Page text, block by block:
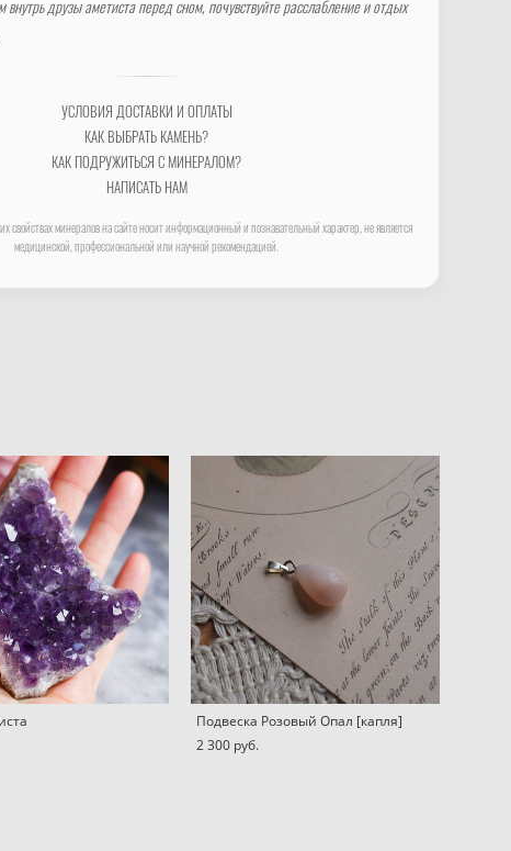
внутрь друзы аметиста перед сном, почувствуйте расслабление и отдых
УСЛОВИЯ ДОСТАВКИ И ОПЛАТЫ
КАК ВЫБРАТЬ КАМЕНЬ?
КАК ПОДРУЖИТЬСЯ С МИНЕРАЛОМ?
НАПИСАТЬ НАМ
свойствах минералов на сайте носит информационный и познавательный характер, не является
медицинской, профессиональной или научной рекомендацией.
Подвеска Розовый Опал [капля]
2 300 pуб.